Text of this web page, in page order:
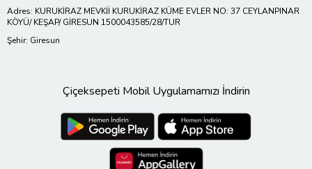
Adres: KURUKİRAZ MEVKİİ KURUKİRAZ KÜME EVLER NO: 37 CEYLANPINAR
KÖYÜ/ KEŞAP/ GİRESUN 1500043585/28/TUR
Şehir: Giresun
Çiçeksepeti Mobil Uygulamamızı İndirin